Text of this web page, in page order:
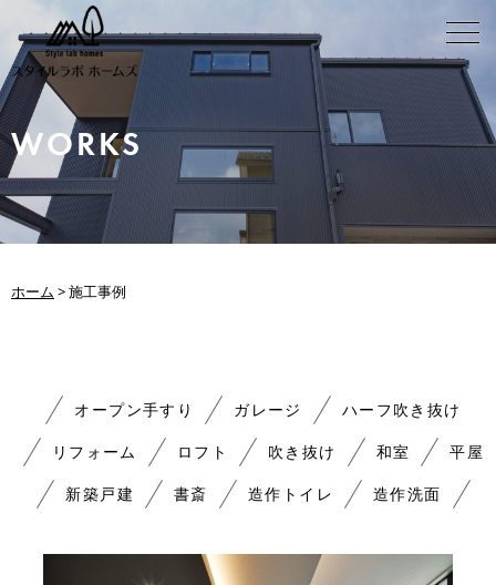
WORKS
ホーム >施工事例
オープン手すり ガレージ
ハーフ吹き抜け
リフォーム
ロフト 吹き抜け 和室
平屋
新築戸建
書斎 造作トイレ 造作洗面